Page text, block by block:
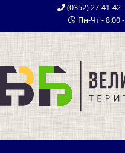
(0352) 27-41-42
Пн-Чт - 8:00 -